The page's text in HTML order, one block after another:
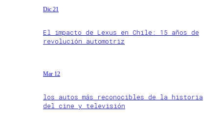
Dic 21
El impacto de Lexus en Chile: 15 años de
revolución automotriz
Mar 12
los autos más reconocibles de la historia
del cine y televisión